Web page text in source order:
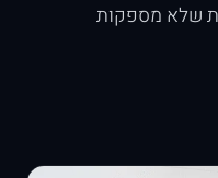
שלא מספקות